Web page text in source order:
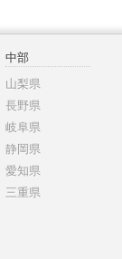
中部
山梨県
長野県
岐阜県
静岡県
愛知県
三重県